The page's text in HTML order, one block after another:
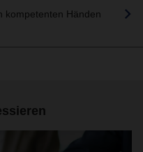
kompetenten Händen